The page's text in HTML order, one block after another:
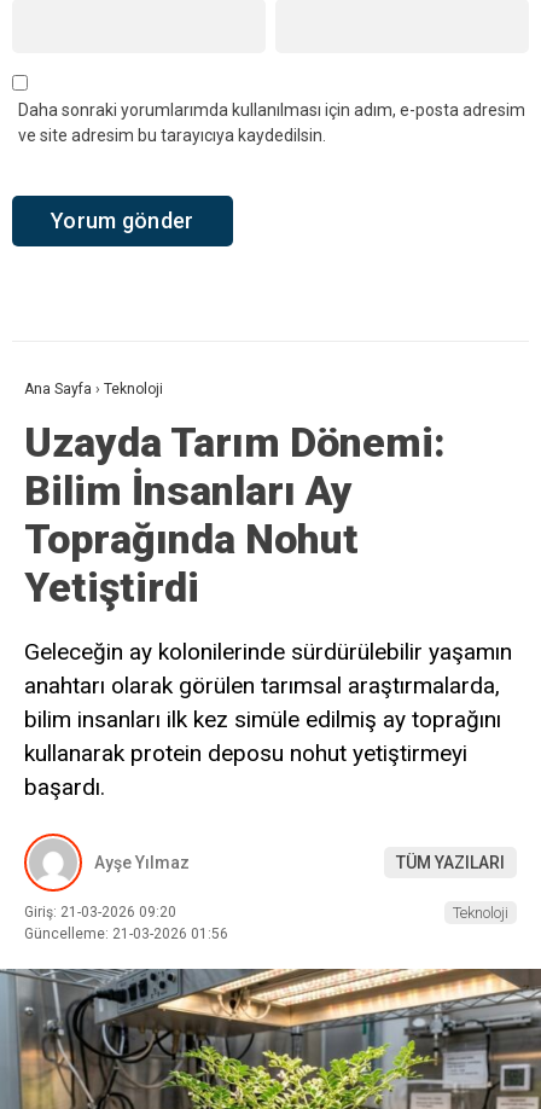
Daha sonraki yorumlarımda kullanılması için adım, e-posta adresim
ve site adresim bu tarayıcıya kaydedilsin.
Ana Sayfa › Teknoloji
Uzayda Tarım Dönemi:
Bilim İnsanları Ay
Toprağında Nohut
Yetiştirdi
Geleceğin ay kolonilerinde sürdürülebilir yaşamın
anahtarı olarak görülen tarımsal araştırmalarda,
bilim insanları ilk kez simüle edilmiş ay toprağını
kullanarak protein deposu nohut yetiştirmeyi
başardı.
Ayşe Yılmaz TÜM YAZILARI
Giriş: 21-03-2026 09:20
Güncelleme: 21-03-2026 01:56
Teknoloji